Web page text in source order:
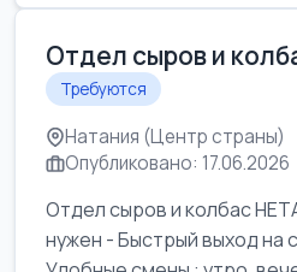
Отдел сыров и
Требуются
Натания (Центр страны)
Опубликовано: 17.06.2026
Отдел сыров и колбас
нужен - Быстрый выход на